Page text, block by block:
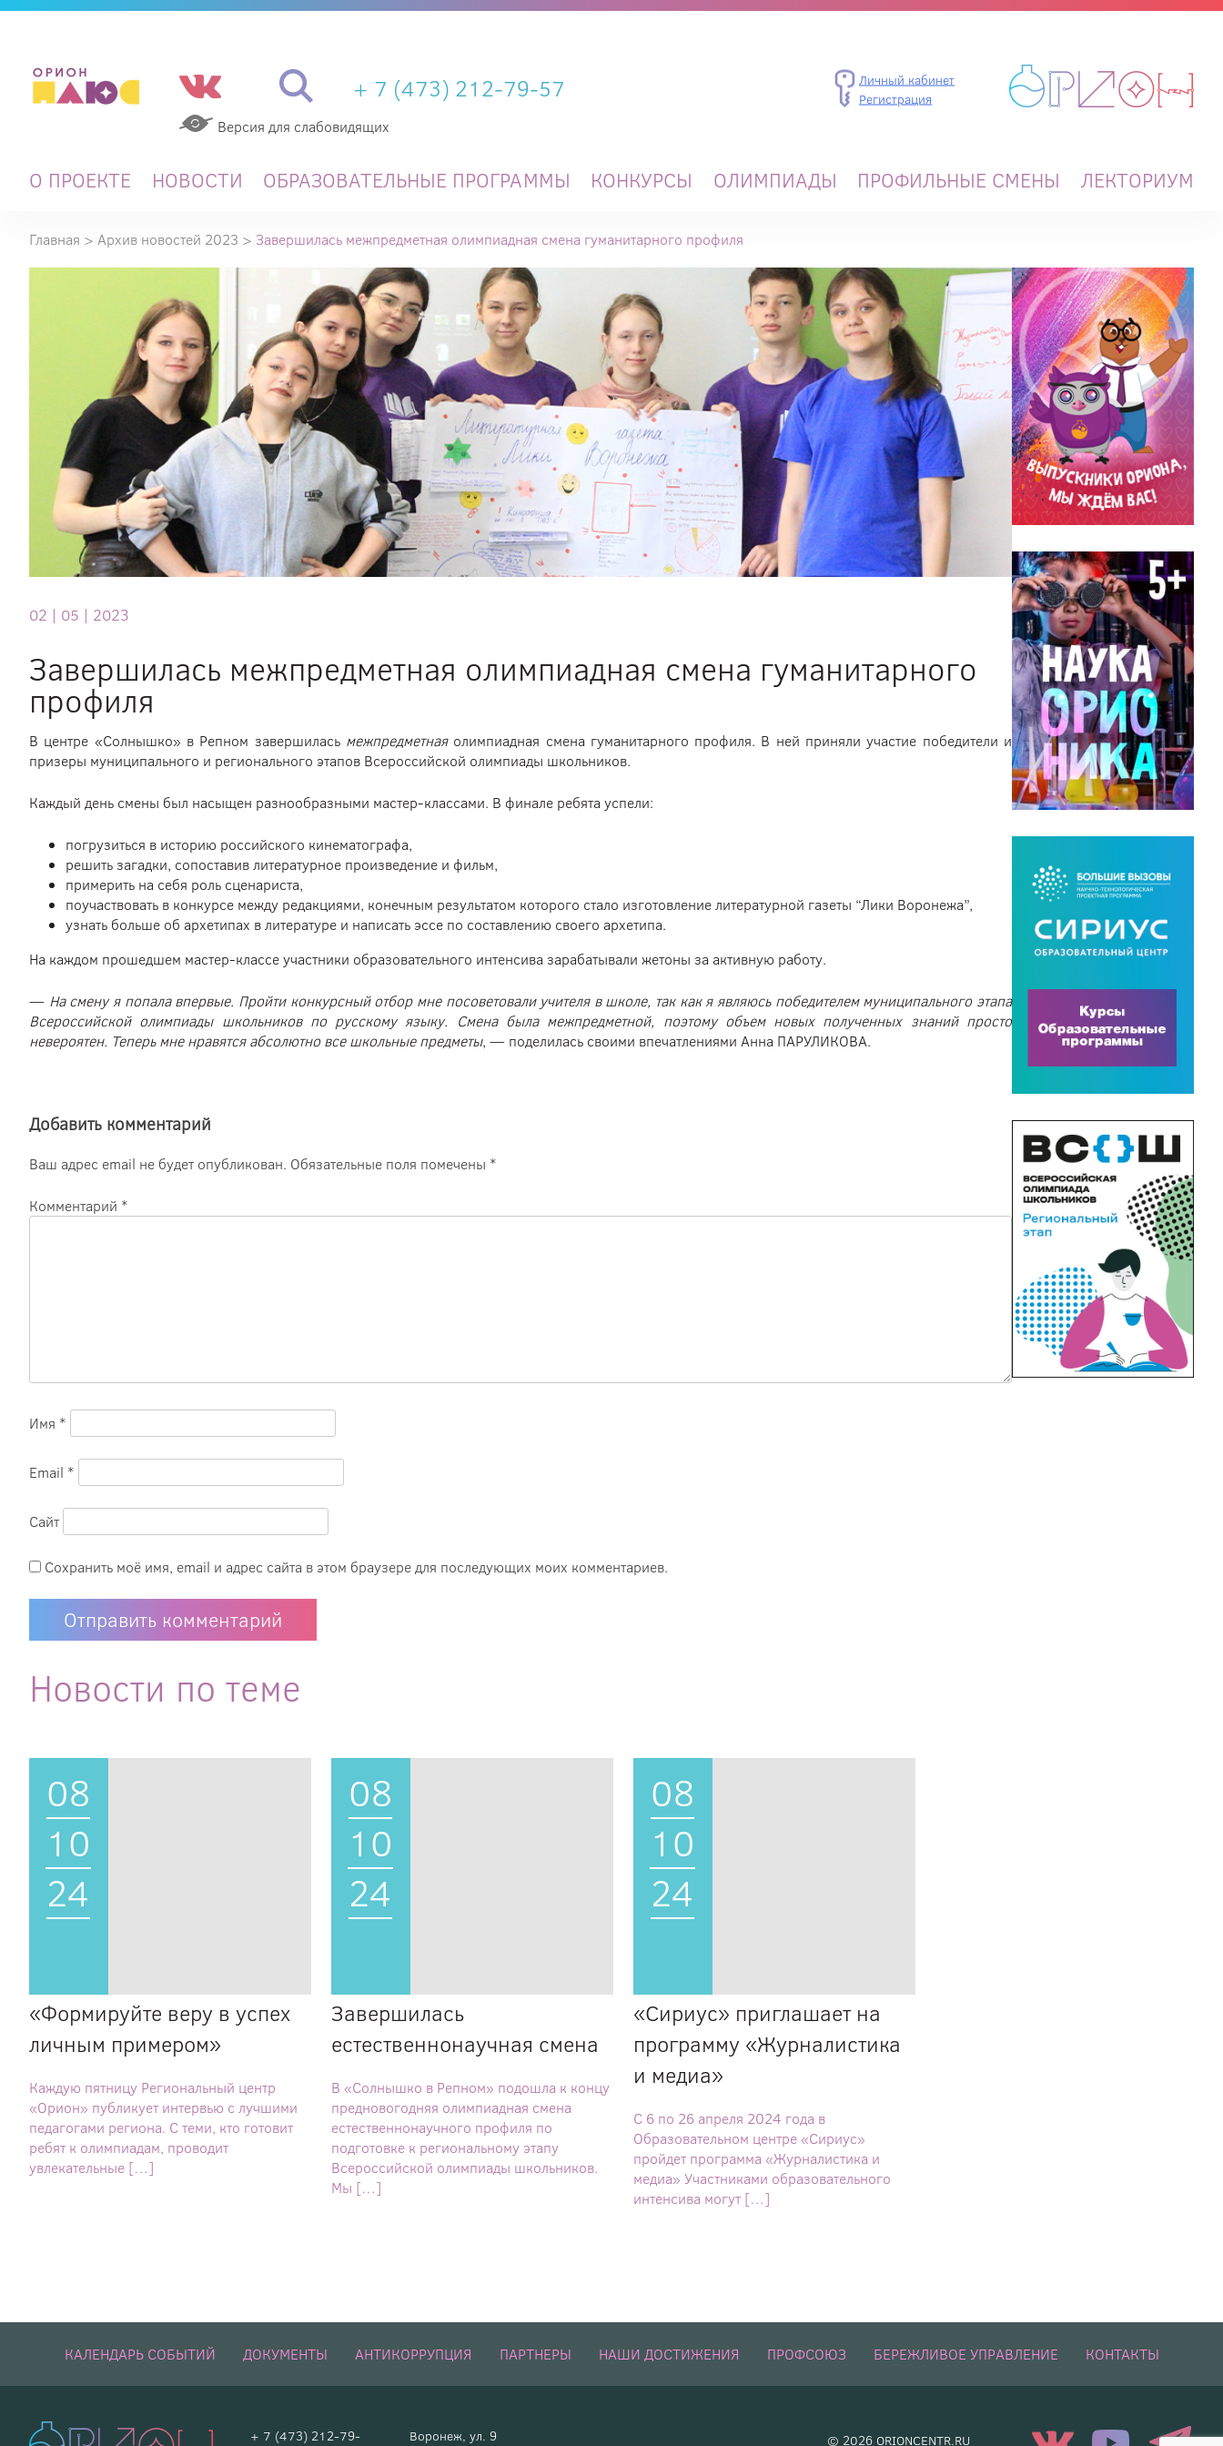
Версия для слабовидящих
+ 7 (473) 212-79-57
Личный кабинет
Регистрация
О ПРОЕКТЕ НОВОСТИ ОБРАЗОВАТЕЛЬНЫЕ ПРОГРАММЫ КОНКУРСЫ ОЛИМПИАДЫ ПРОФИЛЬНЫЕ СМЕНЫ ЛЕКТОРИУМ
Главная > Архив новостей 2023 > Завершилась межпредметная олимпиадная смена гуманитарного профиля
02 | 05 | 2023
Завершилась межпредметная олимпиадная смена гуманитарного
профиля
В центре «Солнышко» в Репном завершилась межпредметнаяолимпиадная смена гуманитарного профиля. В ней приняли участие победители и
призеры муниципального и регионального этапов Всероссийской олимпиады школьников.
Каждый день смены был насыщен разнообразными мастер-классами. В финале ребята успели:
погрузиться в историю российского кинематографа,
решить загадки, сопоставив литературное произведение и фильм,
примерить на себя роль сценариста,
поучаствовать в конкурсе между редакциями, конечным результатом которого стало изготовление литературной газеты “Лики Воронежа”,
узнать больше об архетипах в литературе и написать эссе по составлению своего архетипа.
На каждом прошедшем мастер-классе участники образовательного интенсива зарабатывали жетоны за активную работу.
— На смену я попала впервые. Пройти конкурсный отбор мне посоветовали учителя в школе, так как я являюсь победителем муниципального этапа
Всероссийской олимпиады школьников по русскому языку. Смена была межпредметной, поэтому объем новых полученных знаний просто
невероятен. Теперь мне нравятся абсолютно все школьные предметы, — поделилась своими впечатлениями Анна ПАРУЛИКОВА.
Добавить комментарий
Ваш адрес email не будет опубликован. Обязательные поля помечены *
Комментарий *
Имя *
Email *
Сайт
Сохранить моё имя, email и адрес сайта в этом браузере для последующих моих комментариев.
Новости по теме
08
10
24
«Формируйте веру в успех
личным примером»
Каждую пятницу Региональный центр
«Орион» публикует интервью с лучшими
педагогами региона. С теми, кто готовит
ребят к олимпиадам, проводит
увлекательные […]
08
10
24
Завершилась
естественнонаучная смена
В «Солнышко в Репном» подошла к концу
предновогодняя олимпиадная смена
естественнонаучного профиля по
подготовке к региональному этапу
Всероссийской олимпиады школьников.
Мы […]
08
10
24
«Сириус» приглашает на
программу «Журналистика
и медиа»
С 6 по 26 апреля 2024 года в
Образовательном центре «Сириус»
пройдет программа «Журналистика и
медиа» Участниками образовательного
интенсива могут […]
КАЛЕНДАРЬ СОБЫТИЙ ДОКУМЕНТЫ АНТИКОРРУПЦИЯ ПАРТНЕРЫ НАШИ ДОСТИЖЕНИЯ ПРОФСОЮЗ БЕРЕЖЛИВОЕ УПРАВЛЕНИЕ КОНТАКТЫ
+ 7 (473) 212-79-
Воронеж, ул. 9
© 2026 ORIONCENTR.RU